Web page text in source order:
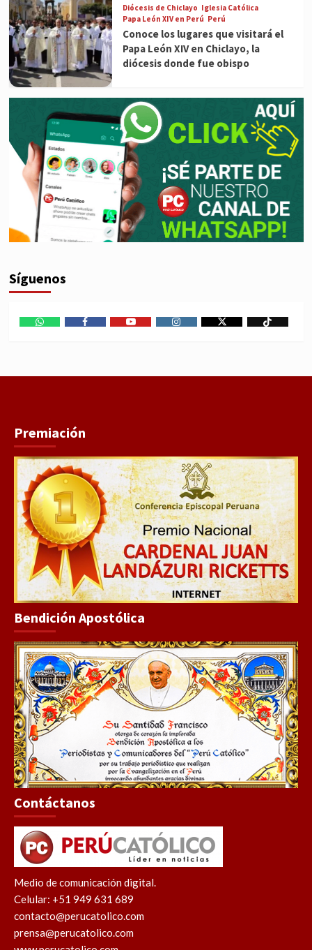
Diócesis de Chiclayo Iglesia Católica
Papa León XIV en Perú Perú
Conoce los lugares que visitará el
Papa León XIV en Chiclayo, la
diócesis donde fue obispo
Síguenos
Premiación
Bendición Apostólica
Contáctanos
Medio de comunicación digital.
Celular: +51 949 631 689
contacto@perucatolico.com
prensa@perucatolico.com